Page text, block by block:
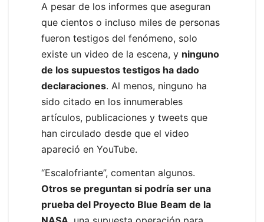
A pesar de los informes que aseguran
que cientos o incluso miles de personas
fueron testigos del fenómeno, solo
existe un video de la escena, y ninguno
de los supuestos testigos ha dado
declaraciones. Al menos, ninguno ha
sido citado en los innumerables
artículos, publicaciones y tweets que
han circulado desde que el video
apareció en YouTube.
“Escalofriante”, comentan algunos.
Otros se preguntan si podría ser una
prueba del Proyecto Blue Beam de la